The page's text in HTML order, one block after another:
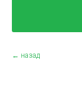
← назад